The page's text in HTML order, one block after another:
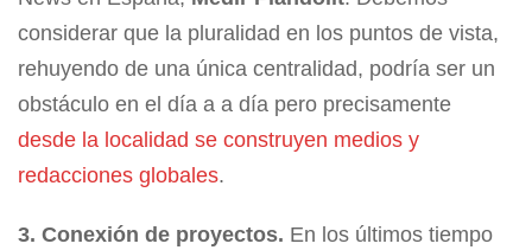
considerar que la pluralidad en los puntos de vista,
rehuyendo de una única centralidad, podría ser un
obstáculo en el día a a día pero precisamente
desde la localidad se construyen medios y
redacciones globales.
3. Conexión de proyectos. En los últimos tiempo